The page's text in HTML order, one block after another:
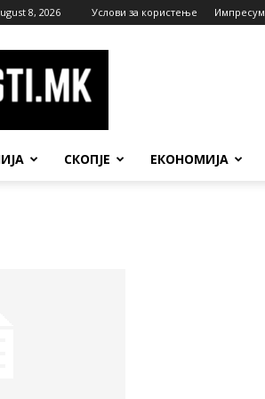
8, 2026 Услови за користење Импресум
СКОПЈЕ ЕКОНОМИЈА